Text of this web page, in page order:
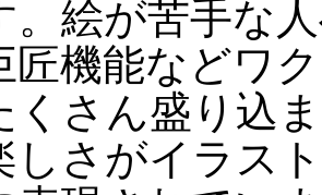
。絵が苦手な
匠機能などワ
くさん盛り込
しさがイラス